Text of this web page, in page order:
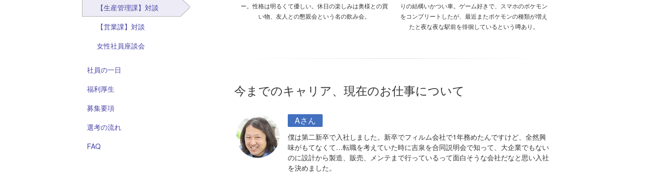
【生産管理課】対談
【営業課】対談
女性社員座談会
社員の一日
福利厚生
募集要項
選考の流れ
FAQ
ー。性格は明るくて優しい。休日の楽しみは奥様との買
い物、友人との懇親会という名の飲み会。
りの結構いかつい車。ゲーム好きで、スマホのポケモン
をコンプリートしたが、最近またポケモンの種類が増え
たと夜な夜な駅前を徘徊しているという噂あり。
今までのキャリア、現在のお仕事について
Aさん
僕は第二新卒で入社しました。新卒でフィルム会社で1年務めたんですけど、全然興
味がもてなくて…転職を考えていた時に吉泉を合同説明会で知って、大企業でもない
のに設計から製造、販売、メンテまで行っているって面白そうな会社だなと思い入社
を決めました。